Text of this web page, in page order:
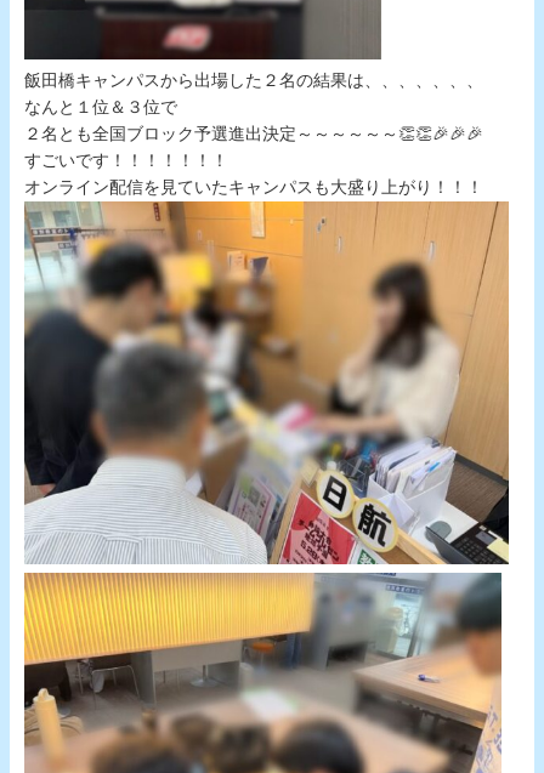
飯田橋キャンパスから出場した２名の結果は、、、、、、、
なんと１位＆３位で
２名とも全国ブロック予選進出決定～～～～～～👏👏🎉🎉🎉
すごいです！！！！！！！
オンライン配信を見ていたキャンパスも大盛り上がり！！！